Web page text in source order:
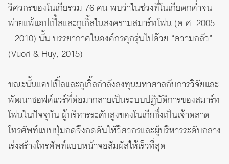
วิศวกรของโนเกียรวม 76 คน พบว่าในช่วงที่โนเกียตกต่ำจน
พ่ายแพ้แอปเปิ้ลและกูเกิ้ลในสงครามสมาร์ทโฟน (ค.ศ. 2005
– 2010) นั้น บรรยากาศในองค์กรคุกรุ่นไปด้วย “ความกลัว”
(Vuori & Huy, 2015)
ขณะนั้นแอปเปิ้ลและกูเกิ้ลกำลังลงทุนมหาศาลกับการวิจัยและ
พัฒนาซอฟต์แวร์ที่ต่อมากลายเป็นระบบปฏิบัติการของสมาร์ท
โฟนในปัจจุบัน ผู้บริหารระดับสูงของโนเกียซึ่งเป็นเจ้าตลาด
โทรศัพท์แบบปุ่มกดจึงกดดันให้วิศวกรและผู้บริหารระดับกลาง
เร่งสร้างโทรศัพท์แบบหน้าจอสัมผัสให้เร็วที่สุด